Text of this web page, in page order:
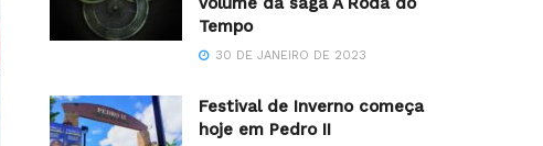
Tempo
30 DE JANEIRO DE 2023
Festival de Inverno começa
hoje em Pedro II